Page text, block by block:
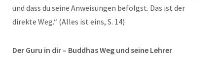
und dass du seine Anweisungen befolgst. Das ist der
direkte Weg.“ (Alles ist eins, S. 14)
Der Guru in dir – Buddhas Weg und seine Lehrer